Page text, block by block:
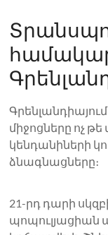
միջոցները ոչ
կենդանիների
ձնագնացները։
21-րդ դարի
պոպուլյացիան